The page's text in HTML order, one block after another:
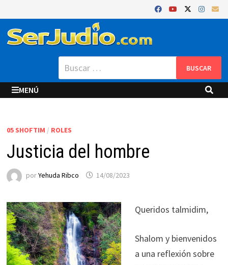
al
contenido
Buscar:
MENÚ
05 SHOFTIM / ROLES
Justicia del hombre
porYehuda Ribco 14/08/2023
Queridos talmidim,
Shalom y bienvenidos
a una reflexión sobre